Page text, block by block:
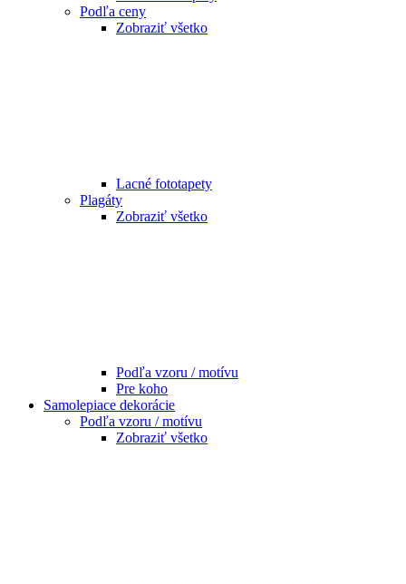
Podľa ceny
Zobraziť všetko
Lacné fototapety
Plagáty
Zobraziť všetko
Podľa vzoru / motívu
Pre koho
Samolepiace dekorácie
Podľa vzoru / motívu
Zobraziť všetko